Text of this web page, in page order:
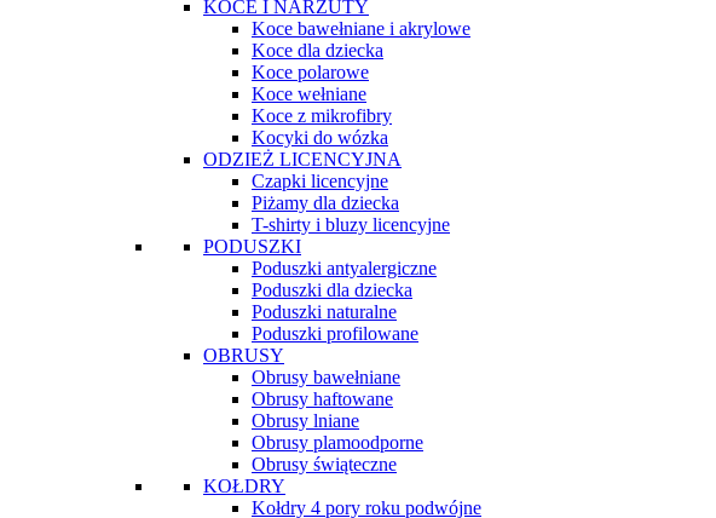
KOCE I NARZUTY
Koce bawełniane i akrylowe
Koce dla dziecka
Koce polarowe
Koce wełniane
Koce z mikrofibry
Kocyki do wózka
ODZIEŻ LICENCYJNA
Czapki licencyjne
Piżamy dla dziecka
T-shirty i bluzy licencyjne
PODUSZKI
Poduszki antyalergiczne
Poduszki dla dziecka
Poduszki naturalne
Poduszki profilowane
OBRUSY
Obrusy bawełniane
Obrusy haftowane
Obrusy lniane
Obrusy plamoodporne
Obrusy świąteczne
KOŁDRY
Kołdry 4 pory roku podwójne